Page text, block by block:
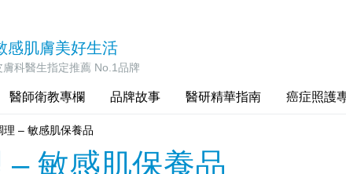
感肌膚美好生活
膚科醫生指定推薦 No.1品牌
醫師衛教專欄 品牌故事 醫研精華指南 癌症照護
理 – 敏感肌保養品
– 敏感肌保養品